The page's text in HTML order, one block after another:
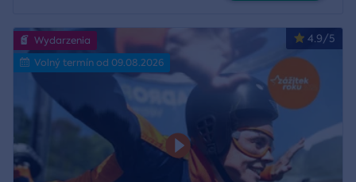
4.9/5
Wydarzenia
Volný termín od 09.08.2026